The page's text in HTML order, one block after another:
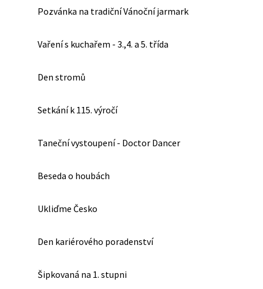
Pozvánka na tradiční Vánoční jarmark
Vaření s kuchařem - 3.,4. a 5. třída
Den stromů
Setkání k 115. výročí
Taneční vystoupení - Doctor Dancer
Beseda o houbách
Ukliďme Česko
Den kariérového poradenství
Šipkovaná na 1. stupni